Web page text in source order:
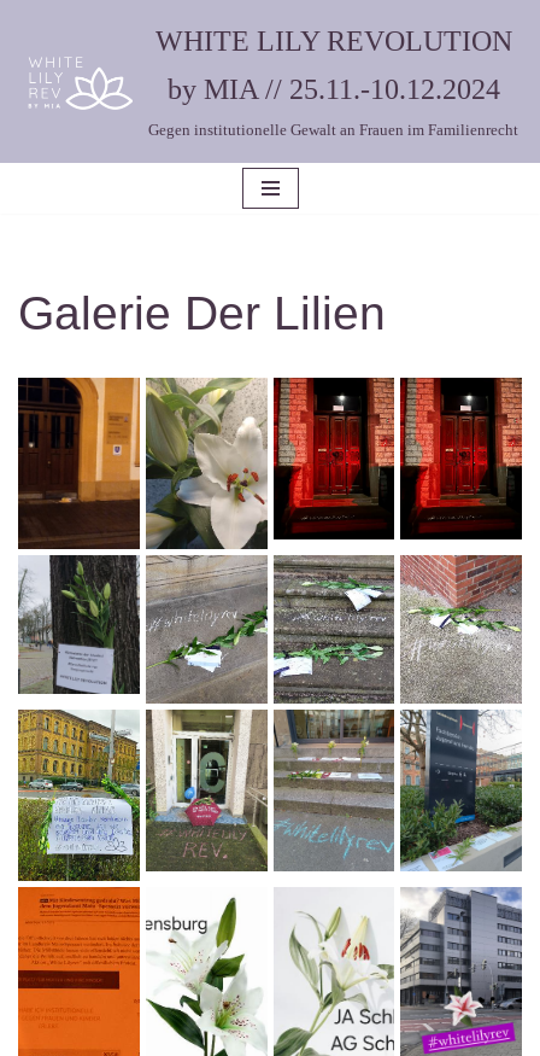
Zum
Inhalt
WHITE LILY REVOLUTION
by MIA // 25.11.-10.12.2024
Gegen institutionelle Gewalt an Frauen im Familienrecht
Galerie Der Lilien